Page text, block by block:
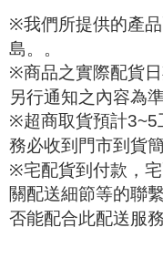
※我們所提供的產
島。。
※商品之實際配貨
另行通知之內容為準
※超商取貨預計3~5
務必收到門市到貨
※宅配貨到付款 ，
關配送細節等的聯
否能配合此配送服務